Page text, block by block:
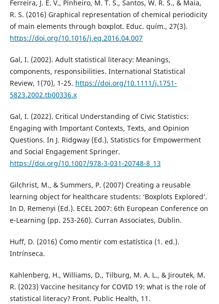
Ferreira, J. E. V., Pinheiro, M. T. S., Santos, W. R. S., & Maia,
R. S. (2016) Graphical representation of chemical periodicity
of main elements through boxplot. Educ. quím., 27(3).
https://doi.org/10.1016/j.eq.2016.04.007
Gal, I. (2002). Adult statistical literacy: Meanings,
components, responsibilities. International Statistical
Review, 1(70), 1-25. https://doi.org/10.1111/j.1751-
5823.2002.tb00336.x
Gal, I. (2022). Critical Understanding of Civic Statistics:
Engaging with Important Contexts, Texts, and Opinion
Questions. In J. Ridgway (Ed.), Statistics for Empowerment
and Social Engagement Springer.
https://doi.org/10.1007/978-3-031-20748-8_13
Gilchrist, M., & Summers, P. (2007) Creating a reusable
learning object for healthcare students: ‘Boxplots Explored’.
In D. Remenyi (Ed.). ECEL 2007: 6th European Conference on
e-Learning (pp. 253-260). Curran Associates, Dublin.
Huff, D. (2016) Como mentir com estatística (1. ed.).
Intrínseca.
Kahlenberg, H., Williams, D., Tilburg, M. A. L., & Jiroutek, M.
R. (2023) Vaccine hesitancy for COVID 19: what is the role of
statistical literacy? Front. Public Health, 11.